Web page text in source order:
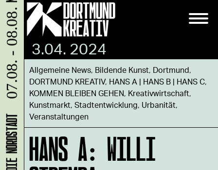
3.04. 2024
Allgemeine News, Bildende Kunst, Dortmund,
DORTMUND KREATIV, HANS A | HANS B | HANS C,
KOMMEN BLEIBEN GEHEN, Kreativwirtschaft,
Kunstmarkt, Stadtentwicklung, Urbanität,
Veranstaltungen
HANS A: WILLI
07.08. - 08.08.